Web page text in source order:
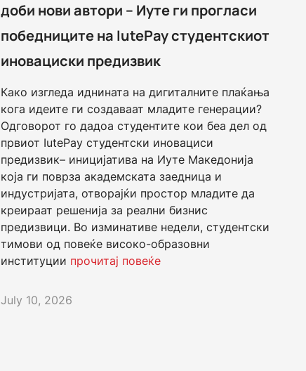
доби нови автори – Иуте ги прогласи
победниците на IutePay студентскиот
иновациски предизвик
Како изгледа иднината на дигиталните плаќања
кога идеите ги создаваат младите генерации?
Одговорот го дадоа студентите кои беа дел од
првиот IutePay студентски иновациси
предизвик– иницијатива на Иуте Македонија
која ги поврза академската заедница и
индустријата, отворајќи простор младите да
креираат решенија за реални бизнис
предизвици. Во изминативе недели, студентски
тимови од повеќе високо-образовни
институции прочитај повеќе
July 10, 2026